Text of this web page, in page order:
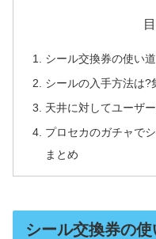
シール交換券の使い
シールの入手方法は?
天井に対してユーザ
プロセカのガチャで
まとめ
シール交換券の